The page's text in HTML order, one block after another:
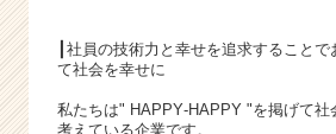
r
┃社員の技術力と幸せを追求すること
て社会を幸せに
私たちは" HAPPY‐HAPPY "を掲げて社
考えている企業です。